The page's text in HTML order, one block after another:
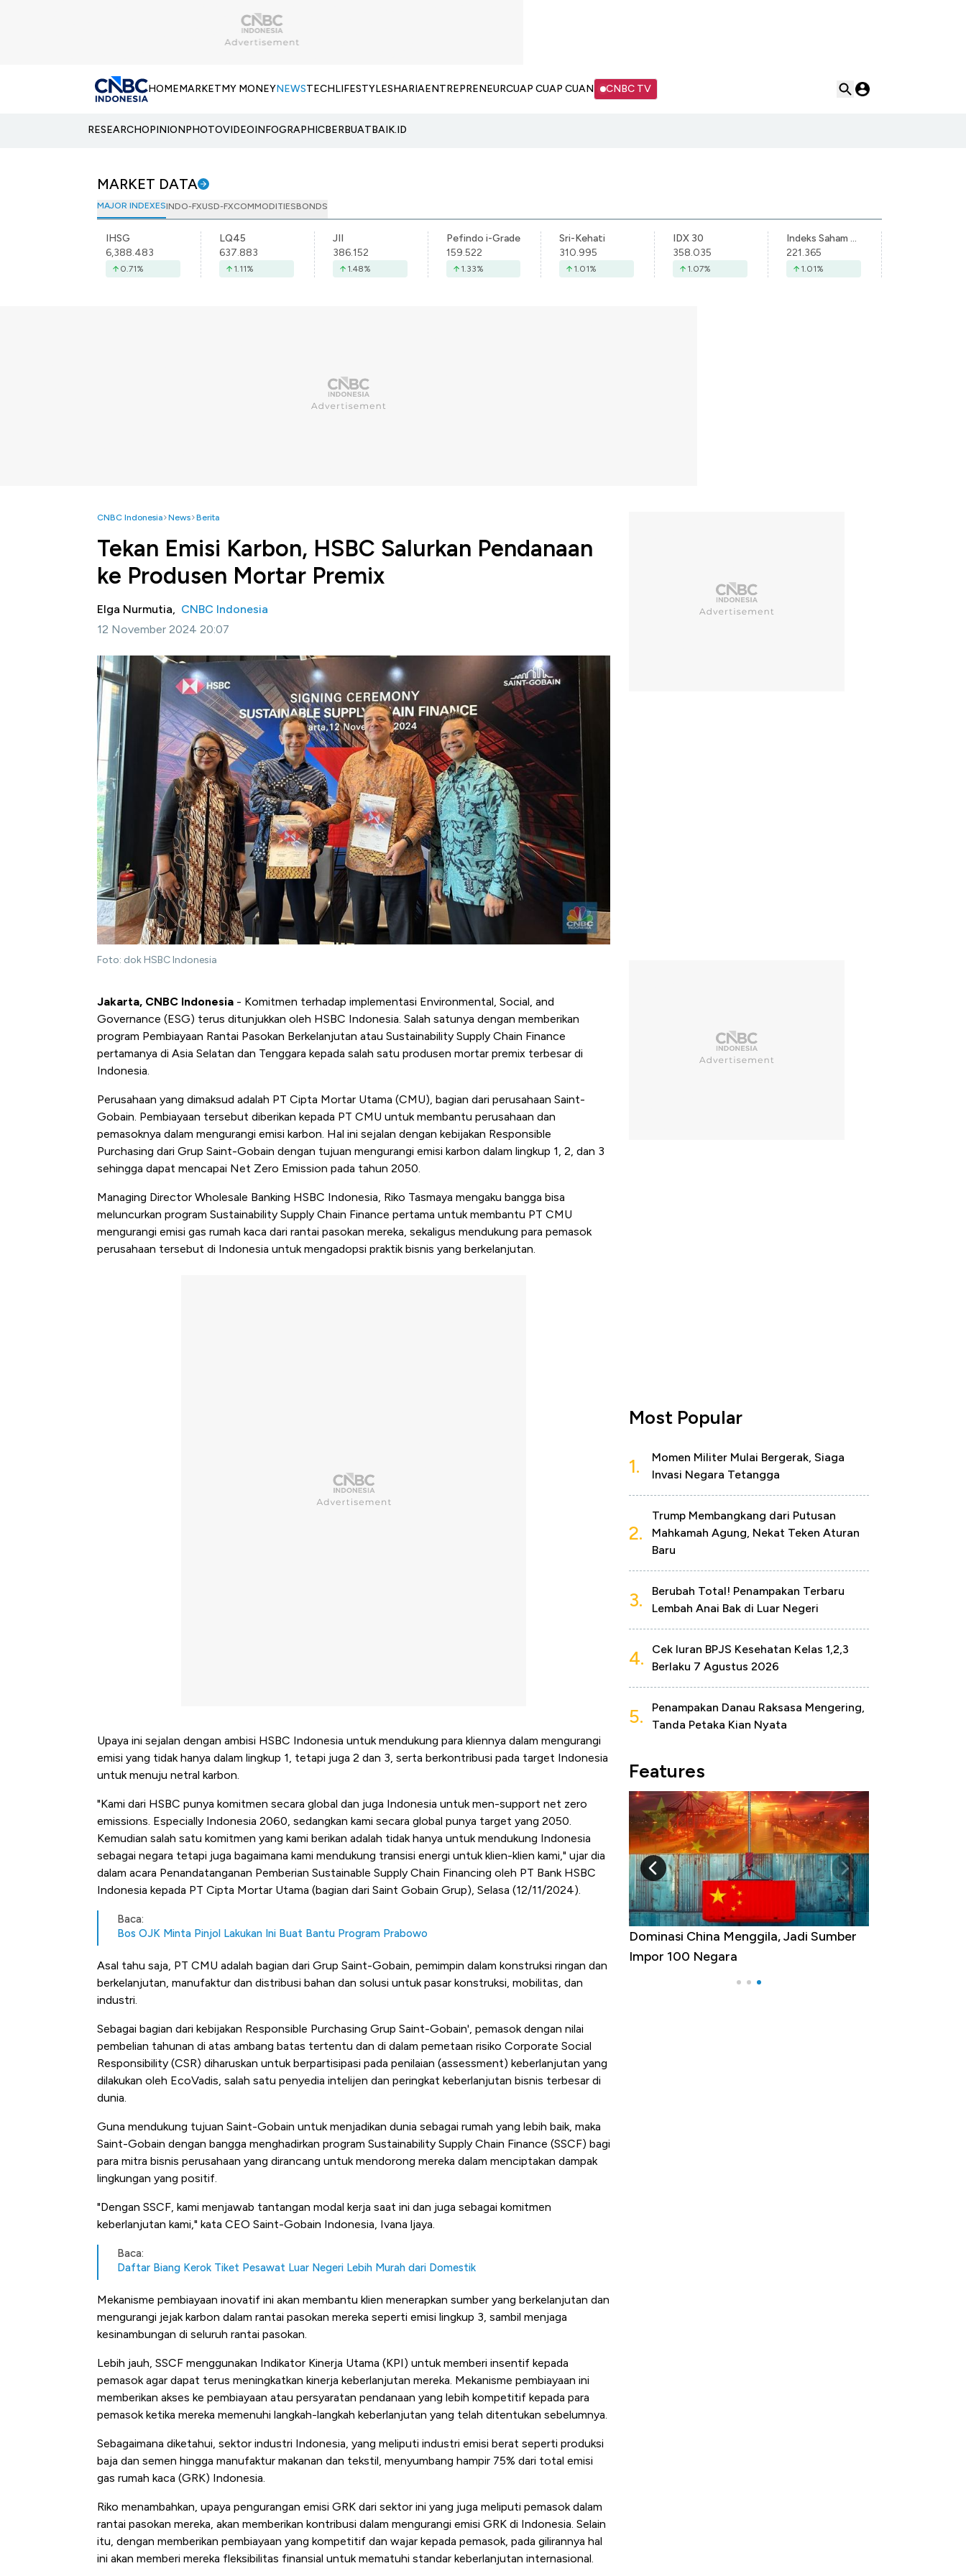
HOMEMARKETMY MONEYNEWSTECHLIFESTYLESHARIAENTREPRENEURCUAP CUAP CUAN CNBC TV
RESEARCHOPINIONPHOTOVIDEOINFOGRAPHICBERBUATBAIK.ID
MARKET DATA
MAJOR INDEXESINDO-FXUSD-FXCOMMODITIESBONDS
IHSG
6,388.483
0.71%
LQ45
637.883
1.11%
JII
386.152
1.48%
Pefindo i-Grade
159.522
1.33%
Sri-Kehati
310.995
1.01%
IDX 30
358.035
1.07%
Indeks Saham Syariah Indonesia
221.365
1.01%
CNBC Indonesia News Berita
Tekan Emisi Karbon, HSBC Salurkan Pendanaan
ke Produsen Mortar Premix
Elga Nurmutia, CNBC Indonesia
12 November 2024 20:07
Foto: dok HSBC Indonesia
Jakarta, CNBC Indonesia - Komitmen terhadap implementasi Environmental, Social, and
Governance (ESG) terus ditunjukkan oleh HSBC Indonesia. Salah satunya dengan memberikan
program Pembiayaan Rantai Pasokan Berkelanjutan atau Sustainability Supply Chain Finance
pertamanya di Asia Selatan dan Tenggara kepada salah satu produsen mortar premix terbesar di
Indonesia.
Perusahaan yang dimaksud adalah PT Cipta Mortar Utama (CMU), bagian dari perusahaan Saint-
Gobain. Pembiayaan tersebut diberikan kepada PT CMU untuk membantu perusahaan dan
pemasoknya dalam mengurangi emisi karbon. Hal ini sejalan dengan kebijakan Responsible
Purchasing dari Grup Saint-Gobain dengan tujuan mengurangi emisi karbon dalam lingkup 1, 2, dan 3
sehingga dapat mencapai Net Zero Emission pada tahun 2050.
Managing Director Wholesale Banking HSBC Indonesia, Riko Tasmaya mengaku bangga bisa
meluncurkan program Sustainability Supply Chain Finance pertama untuk membantu PT CMU
mengurangi emisi gas rumah kaca dari rantai pasokan mereka, sekaligus mendukung para pemasok
perusahaan tersebut di Indonesia untuk mengadopsi praktik bisnis yang berkelanjutan.
Upaya ini sejalan dengan ambisi HSBC Indonesia untuk mendukung para kliennya dalam mengurangi
emisi yang tidak hanya dalam lingkup 1, tetapi juga 2 dan 3, serta berkontribusi pada target Indonesia
untuk menuju netral karbon.
"Kami dari HSBC punya komitmen secara global dan juga Indonesia untuk men-support net zero
emissions. Especially Indonesia 2060, sedangkan kami secara global punya target yang 2050.
Kemudian salah satu komitmen yang kami berikan adalah tidak hanya untuk mendukung Indonesia
sebagai negara tetapi juga bagaimana kami mendukung transisi energi untuk klien-klien kami," ujar dia
dalam acara Penandatanganan Pemberian Sustainable Supply Chain Financing oleh PT Bank HSBC
Indonesia kepada PT Cipta Mortar Utama (bagian dari Saint Gobain Grup), Selasa (12/11/2024).
Baca:
Bos OJK Minta Pinjol Lakukan Ini Buat Bantu Program Prabowo
Asal tahu saja, PT CMU adalah bagian dari Grup Saint-Gobain, pemimpin dalam konstruksi ringan dan
berkelanjutan, manufaktur dan distribusi bahan dan solusi untuk pasar konstruksi, mobilitas, dan
industri.
Sebagai bagian dari kebijakan Responsible Purchasing Grup Saint-Gobain', pemasok dengan nilai
pembelian tahunan di atas ambang batas tertentu dan di dalam pemetaan risiko Corporate Social
Responsibility (CSR) diharuskan untuk berpartisipasi pada penilaian (assessment) keberlanjutan yang
dilakukan oleh EcoVadis, salah satu penyedia intelijen dan peringkat keberlanjutan bisnis terbesar di
dunia.
Guna mendukung tujuan Saint-Gobain untuk menjadikan dunia sebagai rumah yang lebih baik, maka
Saint-Gobain dengan bangga menghadirkan program Sustainability Supply Chain Finance (SSCF) bagi
para mitra bisnis perusahaan yang dirancang untuk mendorong mereka dalam menciptakan dampak
lingkungan yang positif.
"Dengan SSCF, kami menjawab tantangan modal kerja saat ini dan juga sebagai komitmen
keberlanjutan kami," kata CEO Saint-Gobain Indonesia, Ivana ljaya.
Baca:
Daftar Biang Kerok Tiket Pesawat Luar Negeri Lebih Murah dari Domestik
Mekanisme pembiayaan inovatif ini akan membantu klien menerapkan sumber yang berkelanjutan dan
mengurangi jejak karbon dalam rantai pasokan mereka seperti emisi lingkup 3, sambil menjaga
kesinambungan di seluruh rantai pasokan.
Lebih jauh, SSCF menggunakan Indikator Kinerja Utama (KPI) untuk memberi insentif kepada
pemasok agar dapat terus meningkatkan kinerja keberlanjutan mereka. Mekanisme pembiayaan ini
memberikan akses ke pembiayaan atau persyaratan pendanaan yang lebih kompetitif kepada para
pemasok ketika mereka memenuhi langkah-langkah keberlanjutan yang telah ditentukan sebelumnya.
Sebagaimana diketahui, sektor industri Indonesia, yang meliputi industri emisi berat seperti produksi
baja dan semen hingga manufaktur makanan dan tekstil, menyumbang hampir 75% dari total emisi
gas rumah kaca (GRK) Indonesia.
Riko menambahkan, upaya pengurangan emisi GRK dari sektor ini yang juga meliputi pemasok dalam
rantai pasokan mereka, akan memberikan kontribusi dalam mengurangi emisi GRK di Indonesia. Selain
itu, dengan memberikan pembiayaan yang kompetitif dan wajar kepada pemasok, pada gilirannya hal
ini akan memberi mereka fleksibilitas finansial untuk mematuhi standar keberlanjutan internasional.
Most Popular
1.
Momen Militer Mulai Bergerak, Siaga
Invasi Negara Tetangga
2.
Trump Membangkang dari Putusan
Mahkamah Agung, Nekat Teken Aturan
Baru
3.
Berubah Total! Penampakan Terbaru
Lembah Anai Bak di Luar Negeri
4.
Cek Iuran BPJS Kesehatan Kelas 1,2,3
Berlaku 7 Agustus 2026
5.
Penampakan Danau Raksasa Mengering,
Tanda Petaka Kian Nyata
Features
Harga Batu Bara Bangkit, Ada Kabar
Harga Emas Jatuh Usai Terbang 3 Hari,
Dominasi China Menggila, Jadi Sumber
Impor 100 Negara